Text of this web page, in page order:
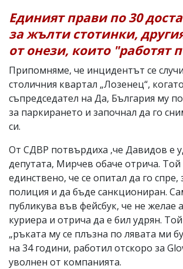
Единият прави по 30
за жълти стотинки,
от онези, които "работят
Припомняме, че инцидентът се
столичния квартал „Лозенец“,
съпредседател на Да, България му
за паркирането и започнал да го
си.
От СДВР потвърдиха ,че Давидов е
депутата, Мирчев обаче отрича.
единствено, че се опитал да го спре,
полиция и да бъде санкциониран.
публикува във фейсбук, че не желае
куриера и отрича да е бил удрян.
„ръката му се плъзна по лявата ми
на 34 години, работил отскоро за
уволнен от компанията.